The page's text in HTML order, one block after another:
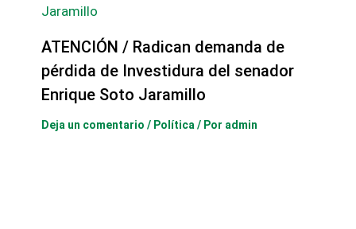
ATENCIÓN / Radican demanda de
pérdida de Investidura del senador
Enrique Soto Jaramillo
Deja un comentario / Política / Por admin